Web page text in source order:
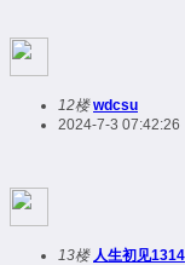
12楼 wdcsu
2024-7-3 07:42:26
13楼 人生初见1314